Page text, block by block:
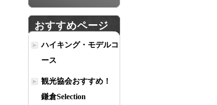
おすすめページ
ハイキング・モデルコ
ース
観光協会おすすめ！
鎌倉Selection